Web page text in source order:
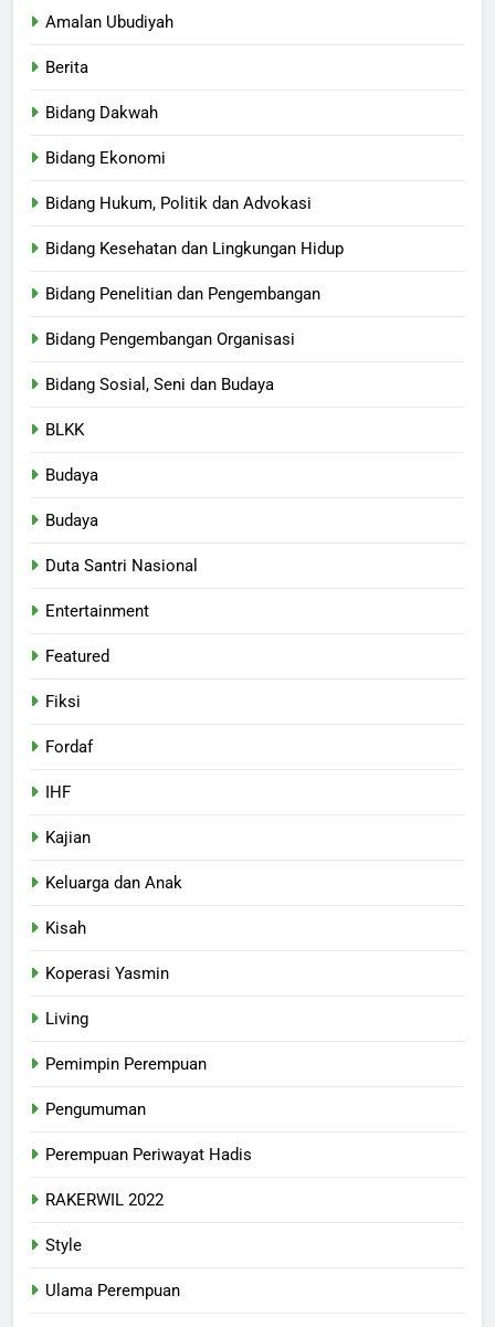
Amalan Ubudiyah
Berita
Bidang Dakwah
Bidang Ekonomi
Bidang Hukum, Politik dan Advokasi
Bidang Kesehatan dan Lingkungan Hidup
Bidang Penelitian dan Pengembangan
Bidang Pengembangan Organisasi
Bidang Sosial, Seni dan Budaya
BLKK
Budaya
Budaya
Duta Santri Nasional
Entertainment
Featured
Fiksi
Fordaf
IHF
Kajian
Keluarga dan Anak
Kisah
Koperasi Yasmin
Living
Pemimpin Perempuan
Pengumuman
Perempuan Periwayat Hadis
RAKERWIL 2022
Style
Ulama Perempuan